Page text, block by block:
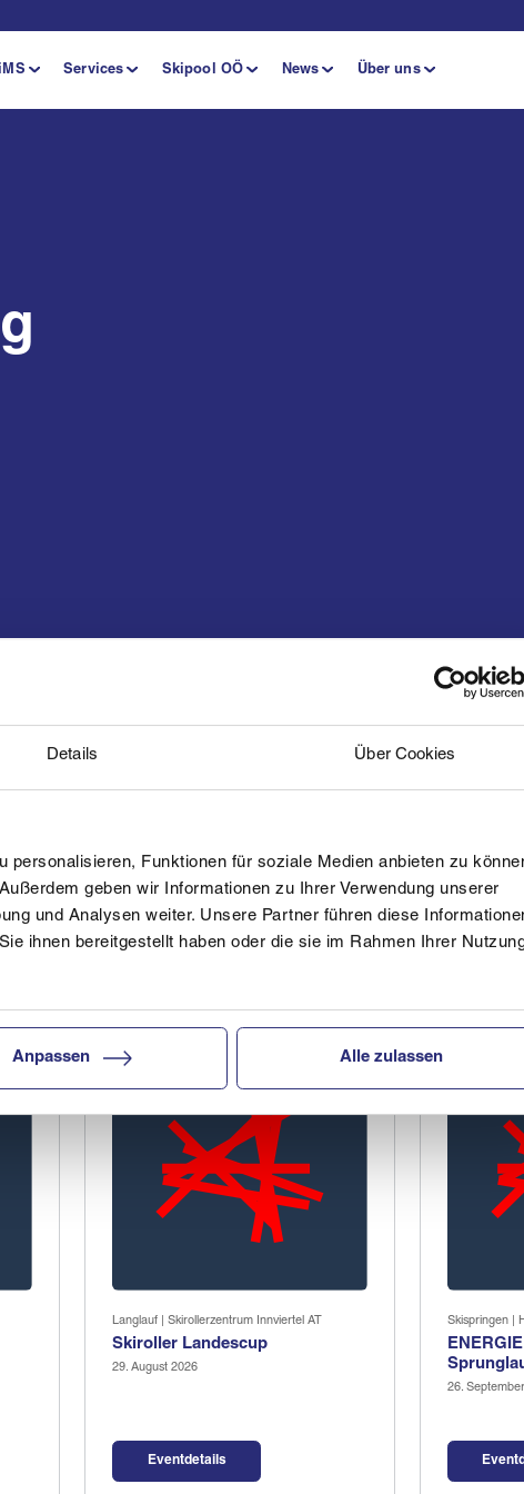
Details Über Cookies
Funktionen für soziale Medien anbieten zu
geben wir Informationen zu Ihrer Verwendung unserer
und Analysen weiter. Unsere Partner führen diese
ihnen bereitgestellt haben oder die sie im Rahmen Ihrer
Anpassen Alle zulassen
Services Skipool OÖ News Über uns
2024_25
der Sparten Alpin, Snowboard,
1 - 3 der jeweiligen gewerteten Klassen werden
Langlauf | Skirollerzentrum Innviertel AT
Skiroller Landescup
29. August 2026
Eventdetails
Skispringen |
26.